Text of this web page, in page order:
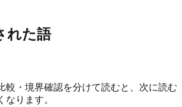
れた語
較・境界確認を分けて読むと、次に読む
なります。